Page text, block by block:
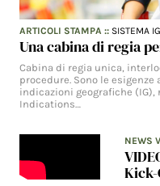
ARTICOLI STAMPA :: SISTEMA IG
Una cabina di regia
Cabina di regia unica,
procedure. Sono le
indicazioni geografiche
Indications…
NEWS